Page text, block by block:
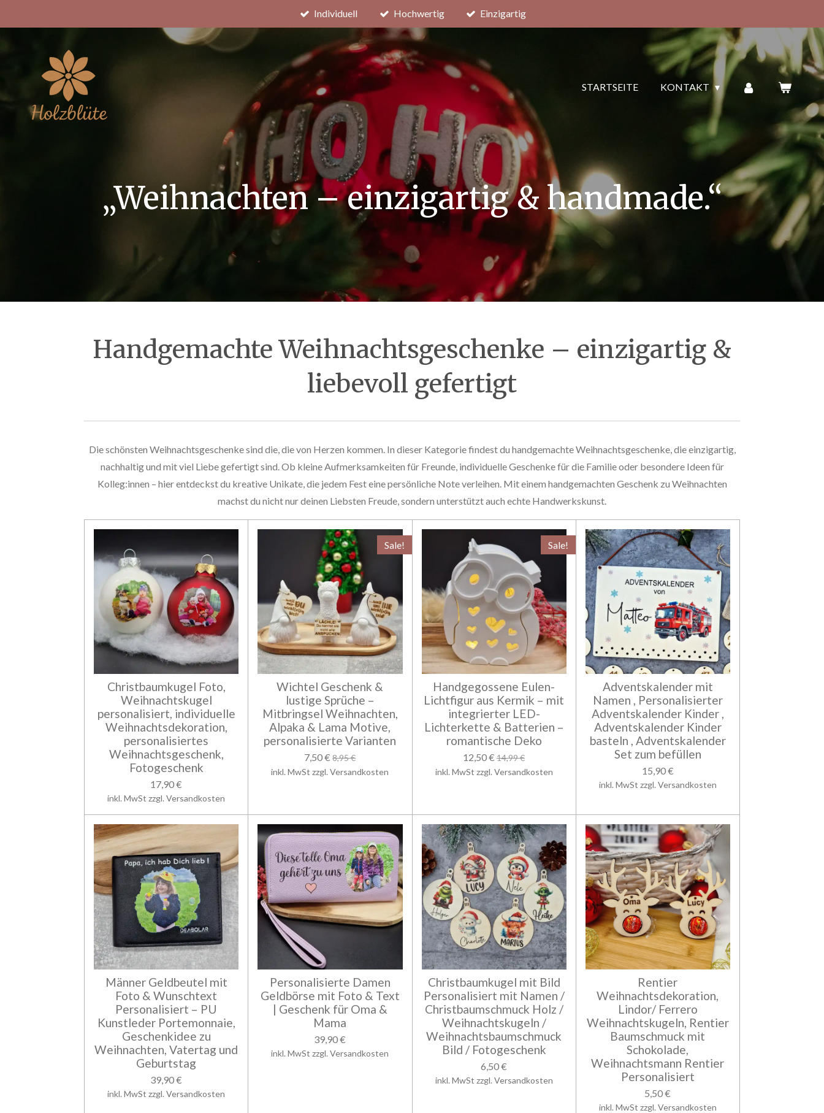
Hauptinhalt
Individuell Hochwertig Einzigartig
STARTSEITE KONTAKT
„Weihnachten – einzigartig & handmade.“
Handgemachte Weihnachtsgeschenke – einzigartig &
liebevoll gefertigt
Die schönsten Weihnachtsgeschenke sind die, die von Herzen kommen. In dieser Kategorie findest du handgemachte Weihnachtsgeschenke, die einzigartig,
nachhaltig und mit viel Liebe gefertigt sind. Ob kleine Aufmerksamkeiten für Freunde, individuelle Geschenke für die Familie oder besondere Ideen für
Kolleg:innen – hier entdeckst du kreative Unikate, die jedem Fest eine persönliche Note verleihen. Mit einem handgemachten Geschenk zu Weihnachten
machst du nicht nur deinen Liebsten Freude, sondern unterstützt auch echte Handwerkskunst.
Christbaumkugel Foto,
Weihnachtskugel
personalisiert, individuelle
Weihnachtsdekoration,
personalisiertes
Weihnachtsgeschenk,
Fotogeschenk
17,90 €
inkl. MwSt zzgl. Versandkosten
Sale!
Wichtel Geschenk &
lustige Sprüche –
Mitbringsel Weihnachten,
Alpaka & Lama Motive,
personalisierte Varianten
7,50 €8,95 €
inkl. MwSt zzgl. Versandkosten
Sale!
Handgegossene Eulen-
Lichtfigur aus Kermik – mit
integrierter LED-
Lichterkette & Batterien –
romantische Deko
12,50 €14,99 €
inkl. MwSt zzgl. Versandkosten
Adventskalender mit
Namen , Personalisierter
Adventskalender Kinder ,
Adventskalender Kinder
basteln , Adventskalender
Set zum befüllen
15,90 €
inkl. MwSt zzgl. Versandkosten
Männer Geldbeutel mit
Foto & Wunschtext
Personalisiert – PU
Kunstleder Portemonnaie,
Geschenkidee zu
Weihnachten, Vatertag und
Geburtstag
39,90 €
inkl. MwSt zzgl. Versandkosten
Personalisierte Damen
Geldbörse mit Foto & Text
| Geschenk für Oma &
Mama
39,90 €
inkl. MwSt zzgl. Versandkosten
Christbaumkugel mit Bild
Personalisiert mit Namen /
Christbaumschmuck Holz /
Weihnachtskugeln /
Weihnachtsbaumschmuck
Bild / Fotogeschenk
6,50 €
inkl. MwSt zzgl. Versandkosten
Rentier
Weihnachtsdekoration,
Lindor/ Ferrero
Weihnachtskugeln, Rentier
Baumschmuck mit
Schokolade,
Weihnachtsmann Rentier
Personalisiert
5,50 €
inkl. MwSt zzgl. Versandkosten